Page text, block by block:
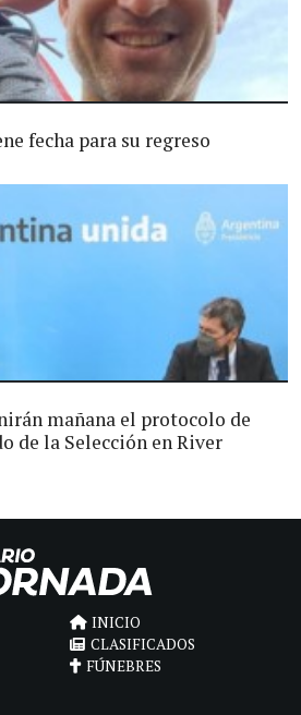
fecha para su regreso
mañana el protocolo de
de la Selección en River
INICIO
CLASIFICADOS
FÚNEBRES